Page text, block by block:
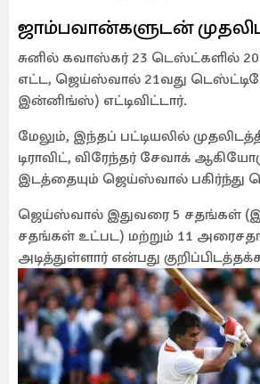
ஜாம்பவான்களுடன்
சுனில் கவாஸ்கர் 23 டெஸ்ட்களில்
எட்ட, ஜெய்ஸ்வால் 21வது
இன்னிங்ஸ்) எட்டிவிட்டார்.
மேலும், இந்தப் பட்டியலில்
டிராவிட், விரேந்தர் சேவாக்
இடத்தையும் ஜெய்ஸ்வால் பகிர்ந்து
ஜெய்ஸ்வால் இதுவரை 5 சதங்கள்
சதங்கள் உட்பட) மற்றும் 11
அடித்துள்ளார் என்பது